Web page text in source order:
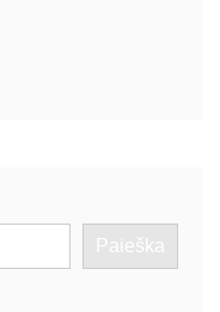
Paieška